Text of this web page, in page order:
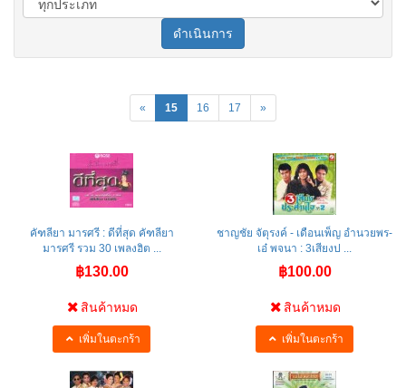
ดำเนินการ
« 15 16 17 »
คัฑลียา มารศรี : ดีที่สุด คัฑลียา
มารศรี รวม 30 เพลงฮิต ...
฿130.00
สินค้าหมด
เพิ่มในตะกร้า
ชาญชัย จัตุรงค์ - เดือนเพ็ญ อำนวยพร-
เอ๋ พจนา : 3เสียงป ...
฿100.00
สินค้าหมด
เพิ่มในตะกร้า